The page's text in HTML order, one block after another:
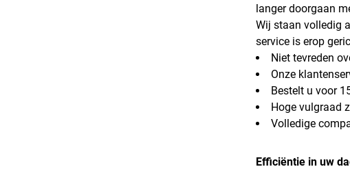
langer doorgaan
Wij staan volledig
service is erop
Niet tevreden
Onze
Bestelt u voor
Hoge vulgraad
Volledige
Efficiëntie in uw